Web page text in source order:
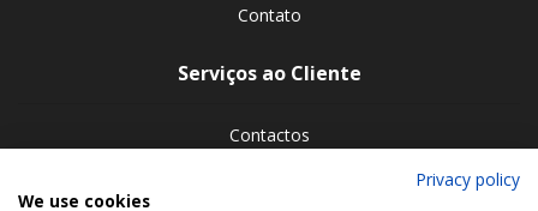
Contato
Serviços ao Cliente
Contactos
Privacy policy
We use cookies